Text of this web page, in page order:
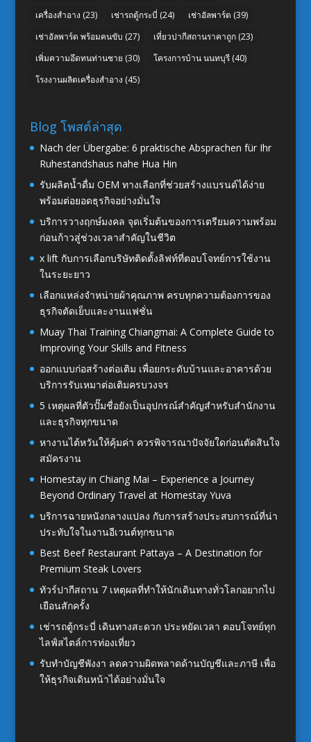
เครื่องสำอาง (23) เช่ารถตู้กระบี่ (24) เช่าอัลพาร์ด (39)
เช่าอัลพาร์ด พร้อมคนขับ (27) เที่ยวปากีสถานราคาถูก(23)
เพิ่มความอึดทนท่านชาย (30) โครงการบ้าน นนทบุรี(40)
โรงงานผลิตเครื่องสำอาง (45)
Blog โพสต์ล่าสุด
Nach der Übergabe: 6 praktische Absprachen für Ihr
Ruhestandshaus nahe Hua Hin
รับผลิตน้ำดื่ม OEM ทางเลือกที่ช่วยสร้างแบรนด์ได้ง่าย
พร้อมต่อยอดธุรกิจอย่างมั่นใจ
บริการวางฤกษ์มงคล จุดเริ่มต้นของการเตรียมความพร้อม
ก่อนก้าวสู่ช่วงเวลาสำคัญในชีวิต
x lift กับการเลือกบริษัทติดตั้งลิฟท์ที่ตอบโจทย์การใช้งาน
ในระยะยาว
เลือกแหล่งจำหน่ายผ้าคุณภาพ ครบทุกความต้องการของ
ธุรกิจตัดเย็บและงานแฟชั่น
Muay Thai Training Chiangmai: A Complete Guide to
Improving Your Skills and Fitness
ออกแบบก่อสร้างต่อเติม เพื่อยกระดับบ้านและอาคารด้วย
บริการรับเหมาต่อเติมครบวงจร
5 เหตุผลที่ตัวปั๊มชื่อยังเป็นอุปกรณ์สำคัญสำหรับสำนักงาน
และธุรกิจทุกขนาด
หางานไต้หวันให้คุ้มค่า ควรพิจารณาปัจจัยใดก่อนตัดสินใจ
สมัครงาน
Homestay in Chiang Mai – Experience a Journey
Beyond Ordinary Travel at Homestay Yuva
บริการฉายหนังกลางแปลง กับการสร้างประสบการณ์ที่น่า
ประทับใจในงานอีเวนต์ทุกขนาด
Best Beef Restaurant Pattaya – A Destination for
Premium Steak Lovers
ทัวร์ปากีสถาน 7 เหตุผลที่ทำให้นักเดินทางทั่วโลกอยากไป
เยือนสักครั้ง
เช่ารถตู้กระบี่ เดินทางสะดวก ประหยัดเวลา ตอบโจทย์ทุก
ไลฟ์สไตล์การท่องเที่ยว
รับทำบัญชีพังงา ลดความผิดพลาดด้านบัญชีและภาษี เพื่อ
ให้ธุรกิจเดินหน้าได้อย่างมั่นใจ